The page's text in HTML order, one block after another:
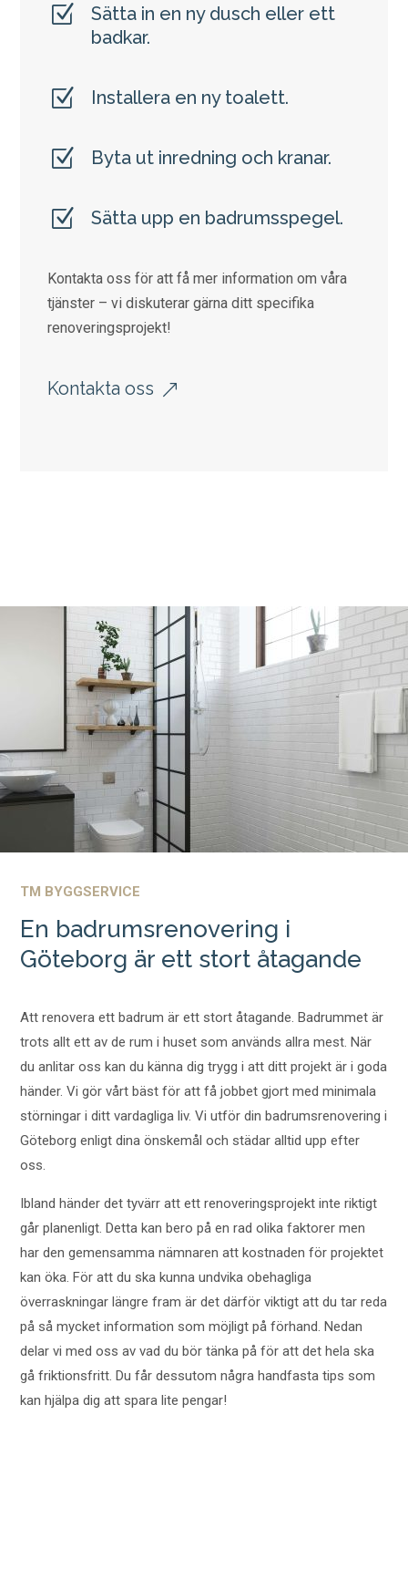
Z
Sätta in en ny dusch eller ett
badkar.
Z Installera en ny toalett.
Z Byta ut inredning och kranar.
Z Sätta upp en badrumsspegel.
Kontakta oss för att få mer information om våra
tjänster – vi diskuterar gärna ditt specifika
renoveringsprojekt!
Kontakta oss &
TM BYGGSERVICE
En badrumsrenovering i
Göteborg är ett stort åtagande
Att renovera ett badrum är ett stort åtagande. Badrummet är
trots allt ett av de rum i huset som används allra mest. När
du anlitar oss kan du känna dig trygg i att ditt projekt är i goda
händer. Vi gör vårt bäst för att få jobbet gjort med minimala
störningar i ditt vardagliga liv. Vi utför din badrumsrenovering i
Göteborg enligt dina önskemål och städar alltid upp efter
oss.
Ibland händer det tyvärr att ett renoveringsprojekt inte riktigt
går planenligt. Detta kan bero på en rad olika faktorer men
har den gemensamma nämnaren att kostnaden för projektet
kan öka. För att du ska kunna undvika obehagliga
överraskningar längre fram är det därför viktigt att du tar reda
på så mycket information som möjligt på förhand. Nedan
delar vi med oss av vad du bör tänka på för att det hela ska
gå friktionsfritt. Du får dessutom några handfasta tips som
kan hjälpa dig att spara lite pengar!